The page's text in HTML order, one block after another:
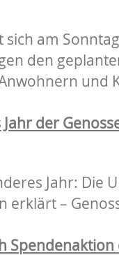
sich am
den
und
der
Jahr: Die
erklärt –